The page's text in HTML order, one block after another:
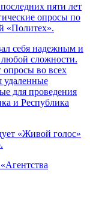
пяти лет
опросы по
«Политех».
себя надежным и
сложности.
во всех
удаленные
для проведения
и Республика
«Живой голос»